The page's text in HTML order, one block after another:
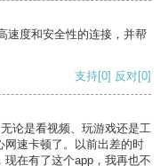
速度和安全性的连接，并帮
支持[0] 反对[0]
论是看视频、玩游戏还是工
网速卡顿了。以前出差的时
在有了这个app，我再也不